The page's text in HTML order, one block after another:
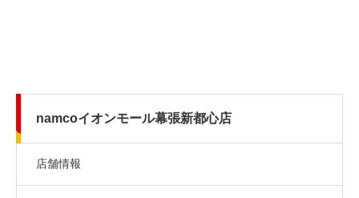
namcoイオンモール幕張新都心店
店舗情報